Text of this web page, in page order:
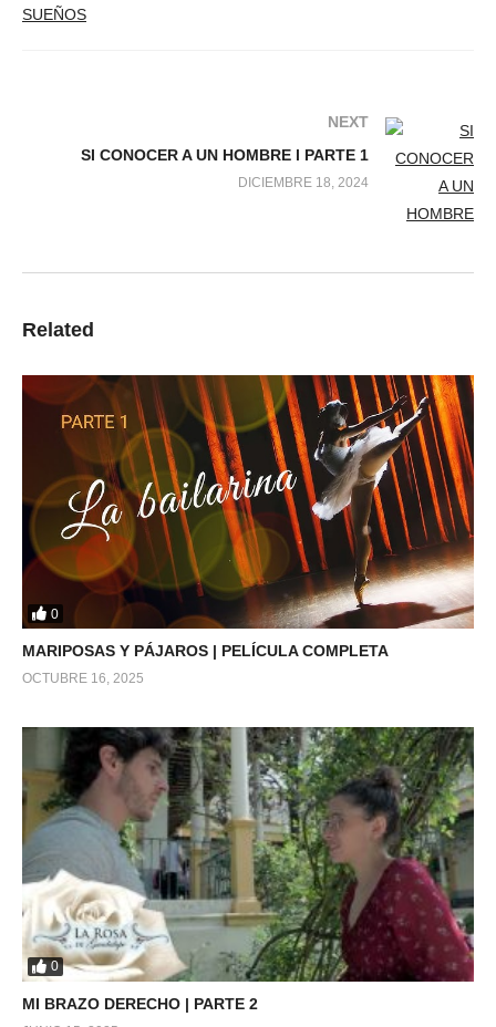
NEXT
SI CONOCER A UN HOMBRE l PARTE 1
DICIEMBRE 18, 2024
Related
0
MARIPOSAS Y PÁJAROS | PELÍCULA COMPLETA
OCTUBRE 16, 2025
0
MI BRAZO DERECHO | PARTE 2